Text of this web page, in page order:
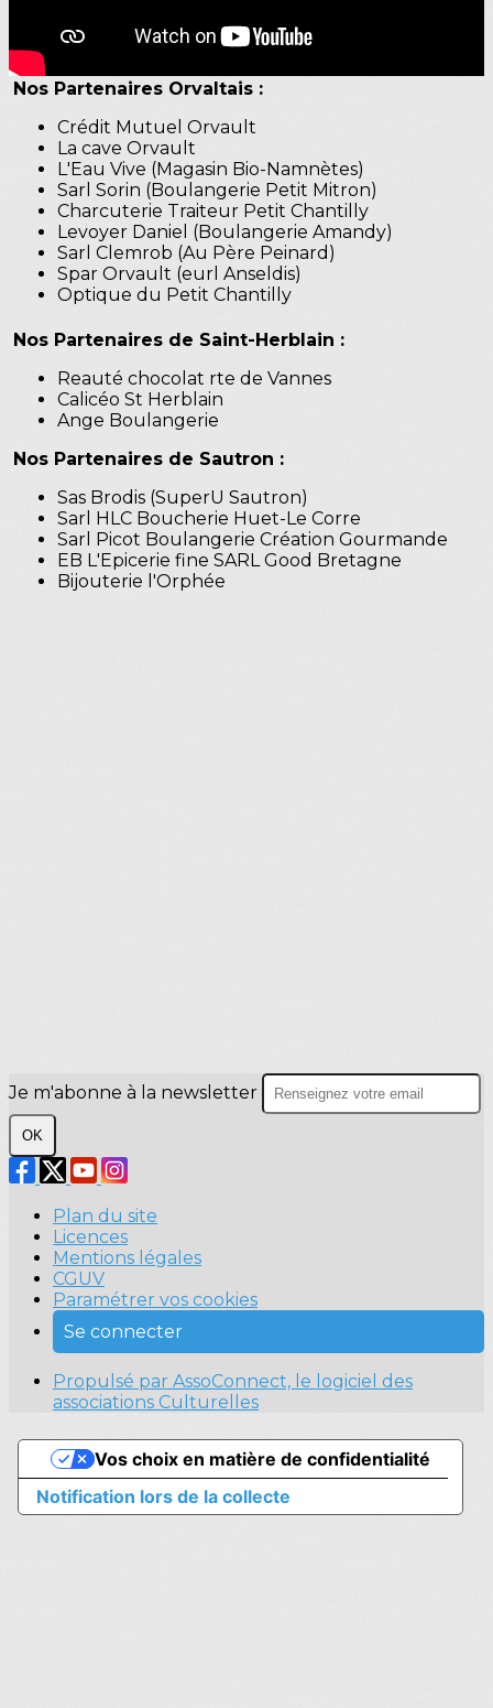
Nos Partenaires Orvaltais :
Crédit Mutuel Orvault
La cave Orvault
L'Eau Vive (Magasin Bio-Namnètes)
Sarl Sorin (Boulangerie Petit Mitron)
Charcuterie Traiteur Petit Chantilly
Levoyer Daniel (Boulangerie Amandy)
Sarl Clemrob (Au Père Peinard)
Spar Orvault (eurl Anseldis)
Optique du Petit Chantilly
Nos Partenaires de Saint-Herblain :
Reauté chocolat rte de Vannes
Calicéo St Herblain
Ange Boulangerie
Nos Partenaires de Sautron :
Sas Brodis (SuperU Sautron)
Sarl HLC Boucherie Huet-Le Corre
Sarl Picot Boulangerie Création Gourmande
EB L'Epicerie fine SARL Good Bretagne
Bijouterie l'Orphée
Je m'abonne à la newsletter
OK
Plan du site
Licences
Mentions légales
CGUV
Paramétrer vos cookies
Se connecter
Propulsé par AssoConnect, le logiciel des
associations Culturelles
Notification lors de la collecte
Vos choix en matière de confidentialité